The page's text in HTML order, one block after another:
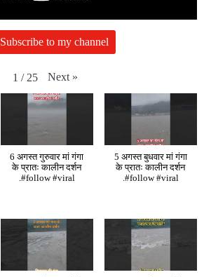
Subscribe to my channel
1 / 25 Next »
6 अगस्त गुरुवार मां गंगा
के प्रातः कालीन दर्शन
.#follow #viral
5 अगस्त बुधवार मां गंगा
के प्रातः कालीन दर्शन
.#follow #viral